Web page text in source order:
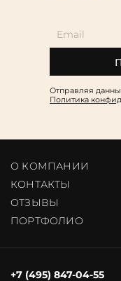
Отправляя
Политика
О КОМПАНИИ
КОНТАКТЫ
ОТЗЫВЫ
ПОРТФОЛИО
+7 (495) 847-04-55